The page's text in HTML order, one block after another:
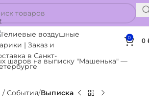
0 0
увеличить
/ События Выписка